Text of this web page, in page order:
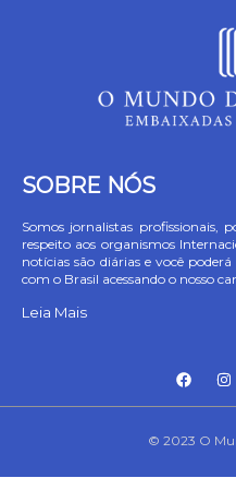
SOBRE NÓS
Somos jornalistas profissionais,
respeito aos organismos
notícias são diárias e você
com o Brasil acessando o nosso
Leia Mais
© 2023 O